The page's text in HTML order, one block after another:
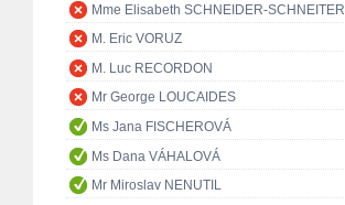
Mme Elisabeth SCHNEIDER-SCHNEITER
M. Eric VORUZ
M. Luc RECORDON
Mr George LOUCAIDES
Ms Jana FISCHEROVÁ
Ms Dana VÁHALOVÁ
Mr Miroslav NENUTIL